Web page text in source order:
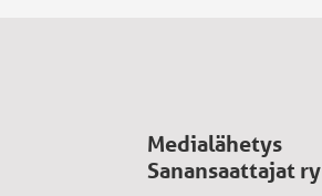
Medialähetys
Sanansaattajat ry